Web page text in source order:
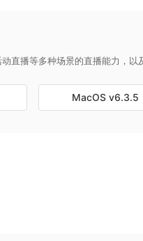
直播等多种场景的直播能力，
MacOS v6.3.5